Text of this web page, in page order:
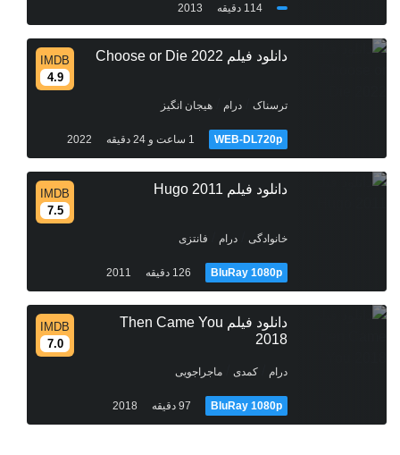
114 دقیقه 2013
دانلود فیلم Choose or Die 2022
IMDB
4.9
ترسناک درام هیجان انگیز
WEB-DL720p 1 ساعت و 24 دقیقه 2022
دانلود فیلم Hugo 2011
IMDB
7.5
خانوادگی درام فانتزی
BluRay 1080p 126 دقیقه 2011
دانلود فیلم Then Came You
2018
IMDB
7.0
درام کمدی ماجراجویی
BluRay 1080p 97 دقیقه 2018